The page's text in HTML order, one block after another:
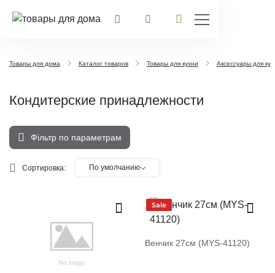
Товары для дома Каталог товаров Товары для кухни Аксессуары для
Кондитерские принадлежности
Фільтр по параметрам
Сортировка: По умолчанию
Sale
Венчик 27см (MYS-41120)